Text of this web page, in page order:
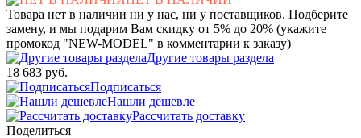
Товара нет в наличии ни у нас, ни у поставщиков. Подберите
замену, и мы подарим Вам скидку от 5% до 20% (укажите
промокод "NEW-MODEL" в комментарии к заказу)
Другие товары раздела
18 683 руб.
Подписаться
Нашли дешевле
Рассчитать доставку
Поделиться